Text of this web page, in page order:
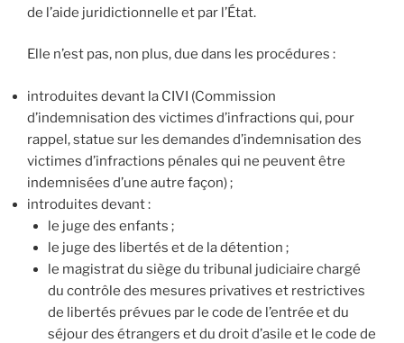
de l’aide juridictionnelle et par l’État.
Elle n’est pas, non plus, due dans les procédures :
introduites devant la CIVI (Commission
d’indemnisation des victimes d’infractions qui, pour
rappel, statue sur les demandes d’indemnisation des
victimes d’infractions pénales qui ne peuvent être
indemnisées d’une autre façon) ;
introduites devant :
le juge des enfants ;
le juge des libertés et de la détention ;
le magistrat du siège du tribunal judiciaire chargé
du contrôle des mesures privatives et restrictives
de libertés prévues par le code de l’entrée et du
séjour des étrangers et du droit d’asile et le code de